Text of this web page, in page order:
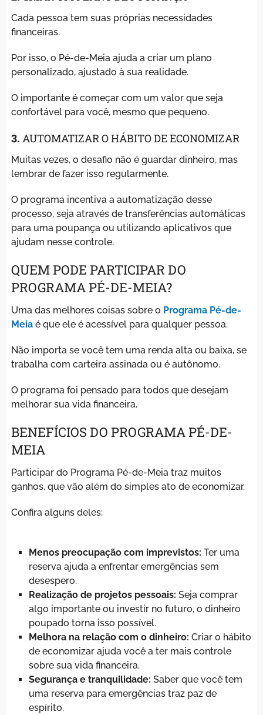
Cada pessoa tem suas próprias necessidades
financeiras.
Por isso, o Pé-de-Meia ajuda a criar um plano
personalizado, ajustado à sua realidade.
O importante é começar com um valor que seja
confortável para você, mesmo que pequeno.
3. AUTOMATIZAR O HÁBITO DE ECONOMIZAR
Muitas vezes, o desafio não é guardar dinheiro, mas
lembrar de fazer isso regularmente.
O programa incentiva a automatização desse
processo, seja através de transferências automáticas
para uma poupança ou utilizando aplicativos que
ajudam nesse controle.
QUEM PODE PARTICIPAR DO
PROGRAMA PÉ-DE-MEIA?
Uma das melhores coisas sobre o Programa Pé-de-
Meiaé que ele é acessível para qualquer pessoa.
Não importa se você tem uma renda alta ou baixa, se
trabalha com carteira assinada ou é autônomo.
O programa foi pensado para todos que desejam
melhorar sua vida financeira.
BENEFÍCIOS DO PROGRAMA PÉ-DE-
MEIA
Participar do Programa Pé-de-Meia traz muitos
ganhos, que vão além do simples ato de economizar.
Confira alguns deles:
Menos preocupação com imprevistos: Ter uma
reserva ajuda a enfrentar emergências sem
desespero.
Realização de projetos pessoais: Seja comprar
algo importante ou investir no futuro, o dinheiro
poupado torna isso possível.
Melhora na relação com o dinheiro: Criar o hábito
de economizar ajuda você a ter mais controle
sobre sua vida financeira.
Segurança e tranquilidade: Saber que você tem
uma reserva para emergências traz paz de
espírito.